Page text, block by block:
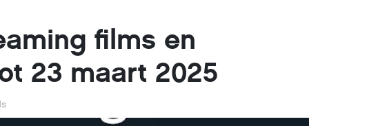
films en
23 maart 2025